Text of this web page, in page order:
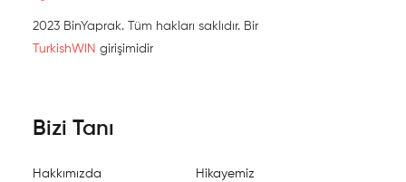
2023 BinYaprak. Tüm hakları saklıdır. Bir
TurkishWIN girişimidir
Bizi Tanı
Hakkımızda Hikayemiz